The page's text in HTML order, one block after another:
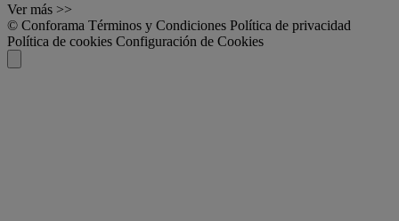
Ver más >>
© Conforama Términos y Condiciones Política de privacidad
Política de cookies Configuración de Cookies